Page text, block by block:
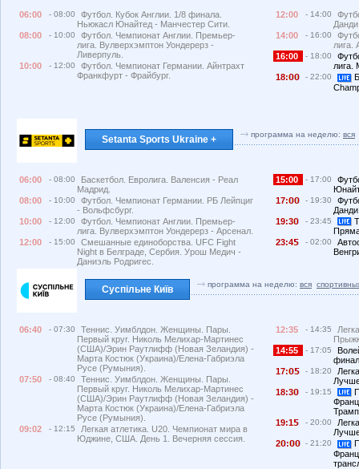
06:00 - 08:00
Футбол. Кубок Англии. 1/8 финала.
Ньюкасл Юнайтед - Манчестер Сити.
08:00
- 10:00
Футбол. Чемпионат Англии. Премьер-
лига. Вулверхэмптон Уондерерз -
Ливерпуль.
10:00
- 12:00
Футбол. Чемпионат Германии. Айнтрахт
Франкфурт - Фрайбург.
12:00 - 14:00
14:00
- 16:00
лига.
16:00
- 18:00
лига.
18:
- 22:00
Setanta Sports Ukraine + программа на неделю: вся
06:00 - 08:00
Баскетбол. Евролига. Валенсия - Реал
Мадрид.
08:00
- 10:00
Футбол. Чемпионат Германии. РБ Лейпциг
- Вольфсбург.
10:00
- 12:00
Футбол. Чемпионат Англии. Премьер-
лига. Вулверхэмптон Уондерерз - Арсенал.
12:00
- 15:00
Смешанные единоборства. UFC Fight
Night в Белграде, Сербия. Урош Медич -
Даниэль Родригес.
15:00 - 17:00
17:
- 19:30
19:3
- 23:45
23:4
- 02:00
Суспільне Київ программа на неделю: вся
06:40 - 07:30
Теннис. Уимблдон. Женщины. Пары.
Первый круг. Николь Мелихар-Мартинес
(США)/Эрин Раутлифф (Новая Зеландия) -
Марта Костюк (Украина)/Елена-Габриэла
Русе (Румыния).
07:50
- 08:40
Теннис. Уимблдон. Женщины. Пары.
Первый круг. Николь Мелихар-Мартинес
(США)/Эрин Раутлифф (Новая Зеландия) -
Марта Костюк (Украина)/Елена-Габриэла
Русе (Румыния).
09:02
- 12:15
Легкая атлетика. U20. Чемпионат мира в
Юджине, США. День 1. Вечерняя сессия.
12:35 - 14:35
14:55
- 17:05
17:
- 18:20
18:3
- 19:15
19:1
- 20:00
2
: - 21:20